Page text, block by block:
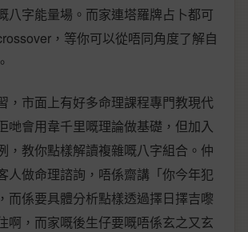
八字能量場。而家連塔羅牌占卜都可
，等你可以從唔同角度了解自
，市面上有好多命理課程專門教現代
哋會用韋千里嘅理論做基礎，但加入
，教你點樣解讀複雜嘅八字組合。仲
人做命理諮詢，唔係齋講「你今年犯
而係要具體分析點樣透過擇日擇吉嚟
啊，而家嘅後生仔要嘅唔係玄之又玄